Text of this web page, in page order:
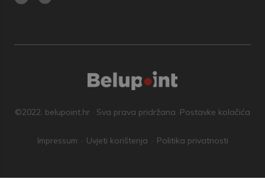
©2022. belupoint.hr · Sva prava pridržana ·Postavke kolačića
Impressum Uvjeti korištenja Politika privatnosti